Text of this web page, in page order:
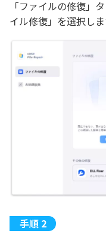
「ファイルの修復」
イル修復」を選択しま